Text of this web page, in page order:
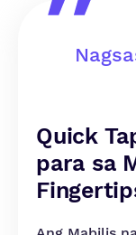
Quick
para sa